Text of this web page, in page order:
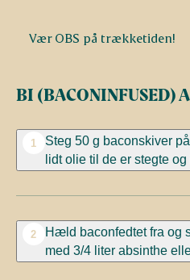
Vær OBS på trækketiden!
BI (BACONINFUSED)
1
Steg 50 g baconskiver
lidt olie til de er stegte og
2
Hæld baconfedtet fra og
med 3/4 liter absinthe